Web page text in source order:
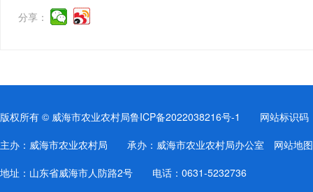
分享：
版权所有 © 威海市农业农村局鲁ICP备2022038216号-1
网站标识码
主办：威海市农业农村局 承办：威海市农业农村局办公室 网站地图
地址：山东省威海市人防路2号 电话：0631-5232736